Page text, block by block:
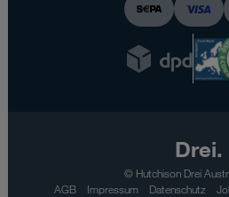
Drei.
© Hutchison Drei
AGB
Impressum Datenschutz